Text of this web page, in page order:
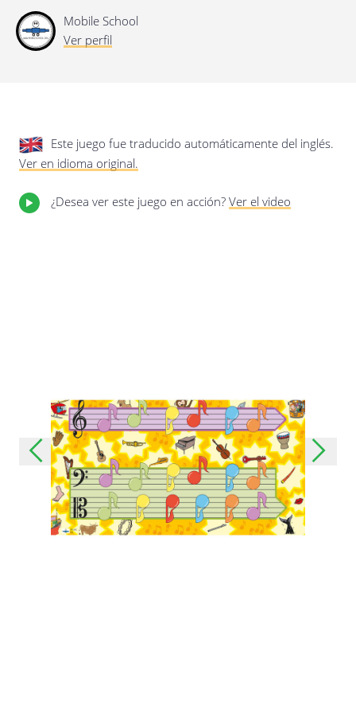
Mobile School
Ver perfil
Este juego fue traducido automáticamente del inglés.
Ver en idioma original.
¿Desea ver este juego en acción? Ver el video
Última actualización: 17/01/2020
Guardar preferencias